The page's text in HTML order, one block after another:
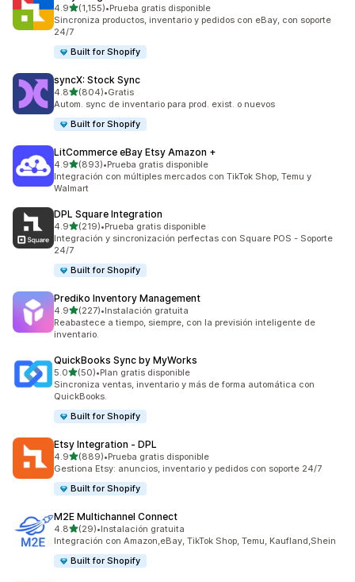
4.9de 5 estrellas
(1,155)
1155 reseñas en total
•Prueba gratis disponible
Sincroniza productos, inventario y pedidos con eBay, con soporte
24/7
Built for Shopify
syncX: Stock Sync
4.8de 5 estrellas
(804)
804 reseñas en total
•Gratis
Autom. sync de inventario para prod. exist. o nuevos
Built for Shopify
LitCommerce eBay Etsy Amazon +
4.9de 5 estrellas
(893)
893 reseñas en total
•Prueba gratis disponible
Integración con múltiples mercados con TikTok Shop, Temu y
Walmart
DPL Square Integration
4.9de 5 estrellas
(219)
219 reseñas en total
•Prueba gratis disponible
Integración y sincronización perfectas con Square POS - Soporte
24/7
Built for Shopify
Prediko Inventory Management
4.9de 5 estrellas
(227)
227 reseñas en total
•Instalación gratuita
Reabastece a tiempo, siempre, con la previsión inteligente de
inventario.
QuickBooks Sync by MyWorks
5.0de 5 estrellas
(50)
50 reseñas en total
•Plan gratis disponible
Sincroniza ventas, inventario y más de forma automática con
QuickBooks.
Built for Shopify
Etsy Integration ‑ DPL
4.9de 5 estrellas
(889)
889 reseñas en total
•Prueba gratis disponible
Gestiona Etsy: anuncios, inventario y pedidos con soporte 24/7
Built for Shopify
M2E Multichannel Connect
4.8de 5 estrellas
(29)
29 reseñas en total
•Instalación gratuita
Integración con Amazon,eBay, TikTok Shop, Temu, Kaufland,Shein
Built for Shopify